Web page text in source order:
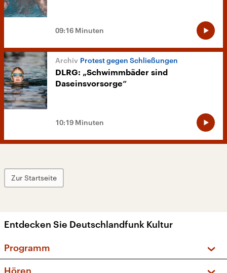
09:16 Minuten
Protest gegen Schließungen
DLRG: „Schwimmbäder sind
Daseinsvorsorge“
10:19 Minuten
Zur Startseite
Entdecken Sie Deutschlandfunk Kultur
Programm
Hören